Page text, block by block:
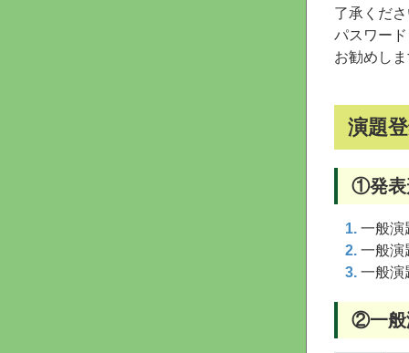
了承くだ
パスワー
お勧めし
演題
①発表
一般演
一般演
一般演
②一般